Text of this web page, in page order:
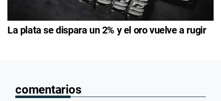
La plata se dispara un 2% y el oro vuelve a rugir
comentarios